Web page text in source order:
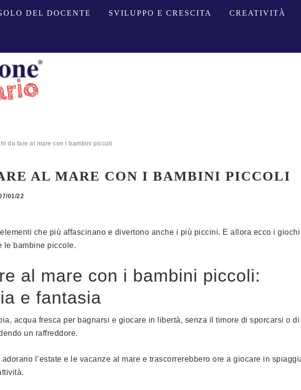
DEL DOCENTE SVILUPPO E CRESCITA CREATIVITÀ
da fare al mare con i bambini piccoli
AL MARE CON I BAMBINI PICCOLI
01/22
che più affascinano e divertono anche i più piccini. E allora ecco i
le bambine piccole.
al mare con i bambini piccoli:
e fantasia
acqua fresca per bagnarsi e giocare in libertà, senza il timore di sporcarsi o di
un raffreddore.
l’estate e le vacanze al mare e trascorrerebbero ore a giocare in